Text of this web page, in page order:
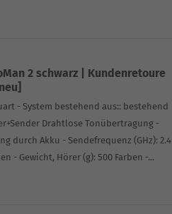
2 schwarz | Kundenretoure
- System bestehend aus:: bestehend
Drahtlose Tonübertragung -
durch Akku - Sendefrequenz (GHz): 2.4
- Gewicht, Hörer (g): 500 Farben -...